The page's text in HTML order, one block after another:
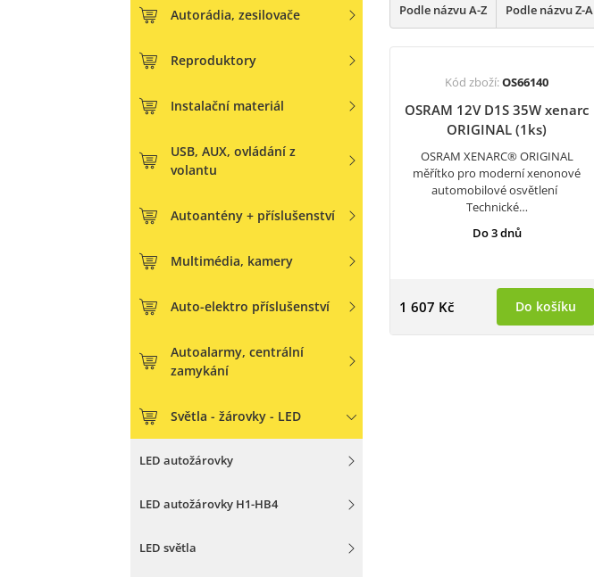
Autorádia, zesilovače
Reproduktory
Instalační materiál
USB, AUX, ovládání z
volantu
Autoantény + příslušenství
Multimédia, kamery
Auto-elektro příslušenství
Autoalarmy, centrální
zamykání
Světla - žárovky - LED
LED autožárovky
LED autožárovky H1-HB4
LED světla
Podle názvu A-Z Podle názvu Z-A
Kód zboží:OS66140
OSRAM 12V D1S 35W xenarc
ORIGINAL (1ks)
OSRAM XENARC® ORIGINAL
měřítko pro moderní xenonové
automobilové osvětlení
Technické…
Do 3 dnů
1 607 Kč Do košíku